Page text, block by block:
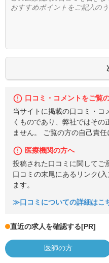
口コミ・コメントをご覧
当サイトに掲載の口コミ・コ
くものであり、弊社ではそ
ません。 ご覧の方の自己責任
医療機関の方へ
投稿された口コミに関してご
口コミの末尾にあるリンク(
ます。
≫口コミについての詳細はこ
直近の求人を確認する[PR]
医師の方